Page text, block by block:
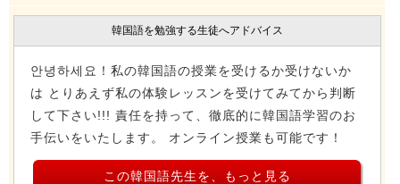
韓国語を勉強する生徒へアドバイス
안녕하세요！私の韓国語の授業を受けるか受けないか
は とりあえず私の体験レッスンを受けてみてから判断
して下さい!!! 責任を持って、徹底的に韓国語学習のお
手伝いをいたします。 オンライン授業も可能です！
この韓国語先生を、もっと見る